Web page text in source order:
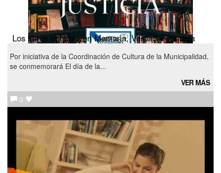
Los libros construyen Memoria, Verdad y Justicia
Por iniciativa de la Coordinación de Cultura de la Municipalidad,
se conmemorará El día de la...
VER MÁS
0